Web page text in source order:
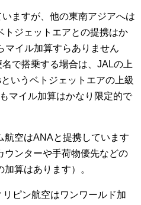
ますが、他の東南アジアへは
トジェットエアとの提携はか
マイル加算すらありません
名で搭乗する場合は、JALの上
いうベトジェットエアの上級
マイル加算はかなり限定的で
空はANAと提携しています
ウンターや手荷物優先などの
算はあります）。
ピン航空はワンワールド加